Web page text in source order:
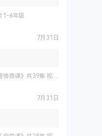
1-6年级
7月31日
商课》共39集 视频课程
7月31日